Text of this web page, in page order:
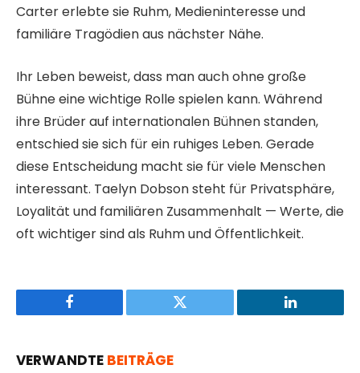
Carter erlebte sie Ruhm, Medieninteresse und
familiäre Tragödien aus nächster Nähe.
Ihr Leben beweist, dass man auch ohne große
Bühne eine wichtige Rolle spielen kann. Während
ihre Brüder auf internationalen Bühnen standen,
entschied sie sich für ein ruhiges Leben. Gerade
diese Entscheidung macht sie für viele Menschen
interessant. Taelyn Dobson steht für Privatsphäre,
Loyalität und familiären Zusammenhalt — Werte, die
oft wichtiger sind als Ruhm und Öffentlichkeit.
Facebook Twitter LinkedIn
VERWANDTE BEITRÄGE